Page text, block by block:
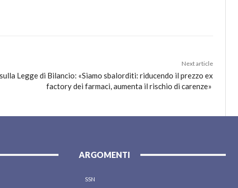
Next article
Legge di Bilancio: «Siamo sbalorditi: riducendo il prezzo ex
factory dei farmaci, aumenta il rischio di carenze»
ARGOMENTI
SSN